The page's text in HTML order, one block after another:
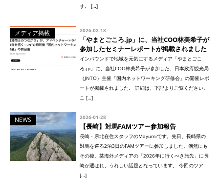
す。 […]
メディア掲載 2026-02-18
「やまとごころ.jp」に、当社COO林美希子が
参加したセミナーレポートが掲載されました
インバウンドで地域を元気にするメディア「やまとごこ
ろ.jp」に、当社COO林美希子が参加した、日本政府観光局
（JNTO）主催「国内ネットワーキング研修会」の開催レポ
ートが掲載されました。 詳細は、下記よりご覧ください。
こ […]
NEWS 2026-01-28
【長崎】対馬FAMツアー参加報告
長崎・県北在住スタッフのMayumiです。先日、長崎県の
対馬を巡る2泊3日のFAMツアーに参加しました。偶然にも
その後、某海外メディアの「2026年に行くべき旅先」に長
崎が選ばれ、うれしい話題となっています。 今回のツア
[…]